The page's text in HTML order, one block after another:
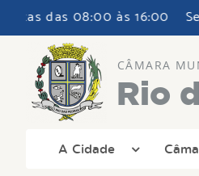
08:00 às 16:00
CÂMARA
Rio
A Cidade